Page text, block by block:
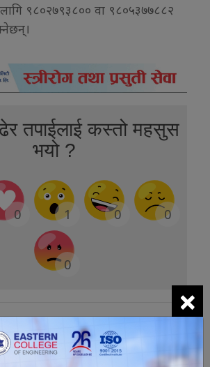
९८०२७९३८०० वा ९८०५३७७८८२
तपाईलाई कस्तो महसुस
भयो ?
0 1 0 0
0
×